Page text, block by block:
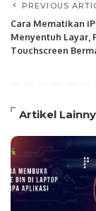
PREVIOUS
Cara Mematikan
Menyentuh Layar,
Touchscreen
Artikel